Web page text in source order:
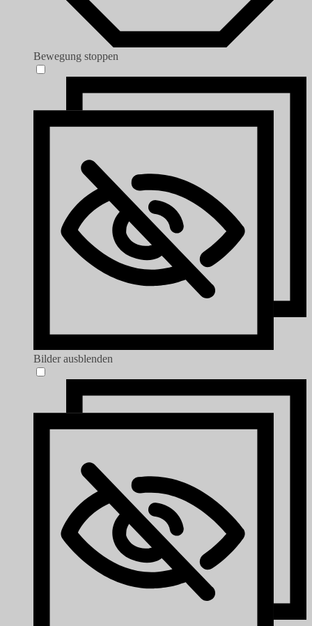
Bewegung stoppen
Bilder ausblenden